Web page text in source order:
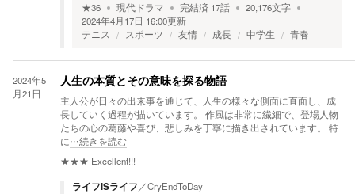
★36 現代ドラマ 完結済 17話 20,176文字
2024年4月17日 16:00更新
テニス
スポーツ 友情 成長 中学生 青春
2024年5
月21日
人生の本質とその意味を探る物語
主人公が日々の出来事を通じて、人生の様々な側面に直面し、成
長していく過程が描いています。 作風は非常に繊細で、登場人物
たちの心の葛藤や喜び、悲しみを丁寧に描き出されています。 特
に…続きを読む
★★★ Excellent!!!
ライフISライフ ／CryEndToDay